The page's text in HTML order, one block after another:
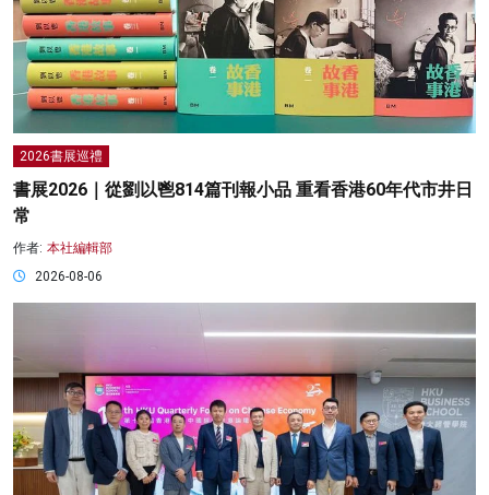
2026書展巡禮
書展2026｜從劉以鬯814篇刊報小品 重看香港60年代市井日
常
作者: 本社編輯部
2026-08-06